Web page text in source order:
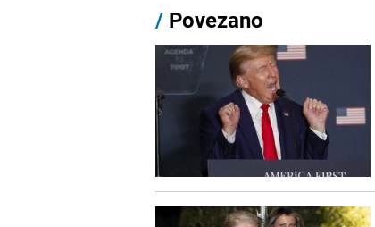
/ Povezano